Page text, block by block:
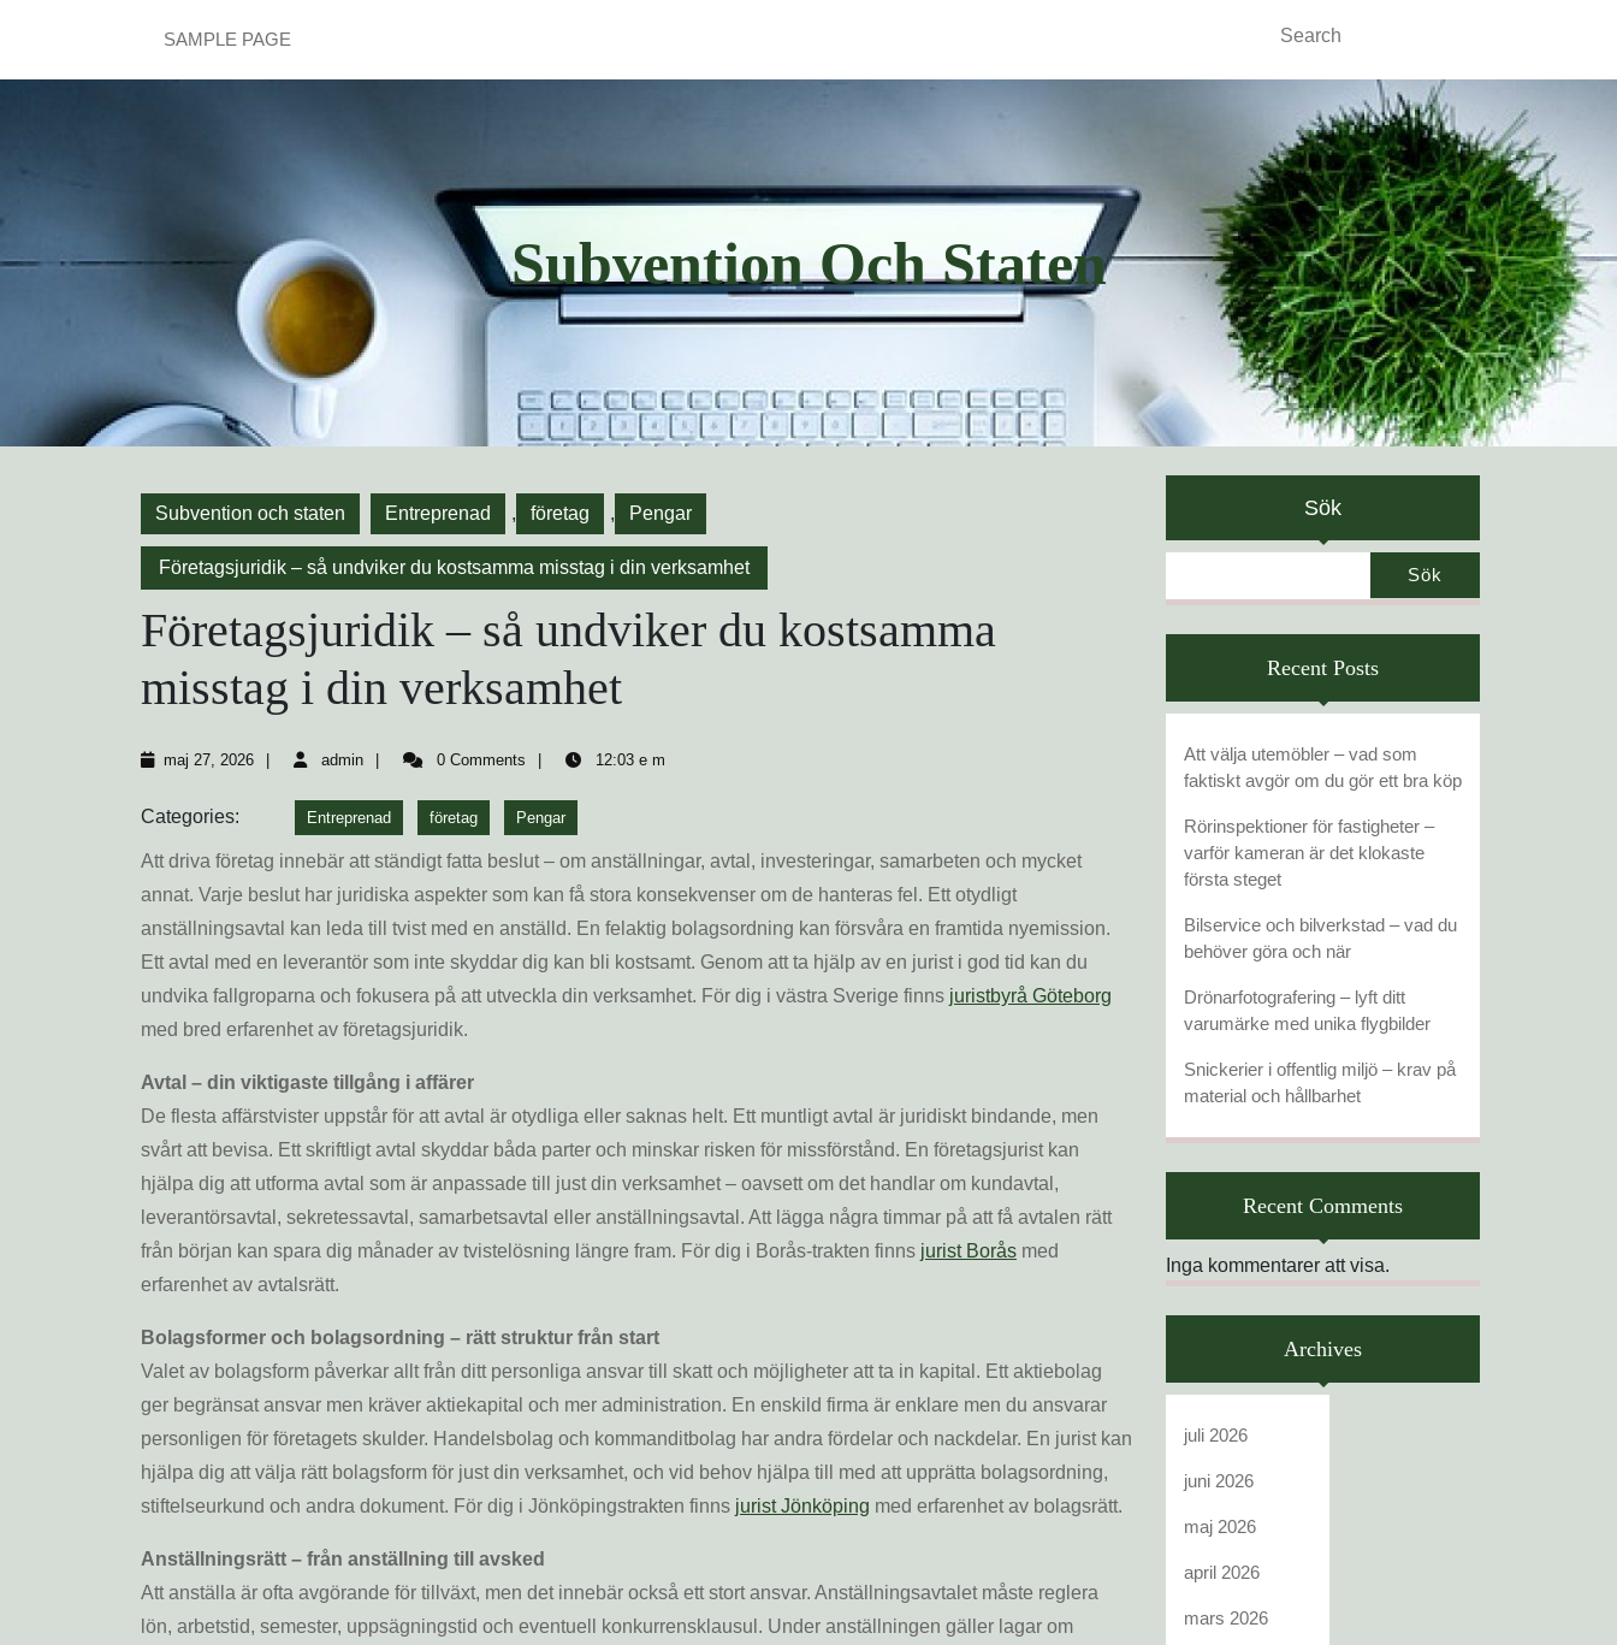
SAMPLE PAGE
Search
Subvention Och Staten
Subvention och staten Entreprenad , företag , Pengar
Företagsjuridik – så undviker du kostsamma misstag i din verksamhet
Företagsjuridik – så undviker du kostsamma
misstag i din verksamhet
maj 27, 2026
maj
2026
admin admin0 Comments 12:03 e m
Categories: Entreprenad företag Pengar
Att driva företag innebär att ständigt fatta beslut – om anställningar, avtal, investeringar, samarbeten och mycket
annat. Varje beslut har juridiska aspekter som kan få stora konsekvenser om de hanteras fel. Ett otydligt
anställningsavtal kan leda till tvist med en anställd. En felaktig bolagsordning kan försvåra en framtida nyemission.
Ett avtal med en leverantör som inte skyddar dig kan bli kostsamt. Genom att ta hjälp av en jurist i god tid kan du
undvika fallgroparna och fokusera på att utveckla din verksamhet. För dig i västra Sverige finns juristbyrå Göteborg
med bred erfarenhet av företagsjuridik.
Avtal – din viktigaste tillgång i affärer
De flesta affärstvister uppstår för att avtal är otydliga eller saknas helt. Ett muntligt avtal är juridiskt bindande, men
svårt att bevisa. Ett skriftligt avtal skyddar båda parter och minskar risken för missförstånd. En företagsjurist kan
hjälpa dig att utforma avtal som är anpassade till just din verksamhet – oavsett om det handlar om kundavtal,
leverantörsavtal, sekretessavtal, samarbetsavtal eller anställningsavtal. Att lägga några timmar på att få avtalen rätt
från början kan spara dig månader av tvistelösning längre fram. För dig i Borås-trakten finns jurist Borås med
erfarenhet av avtalsrätt.
Bolagsformer och bolagsordning – rätt struktur från start
Valet av bolagsform påverkar allt från ditt personliga ansvar till skatt och möjligheter att ta in kapital. Ett aktiebolag
ger begränsat ansvar men kräver aktiekapital och mer administration. En enskild firma är enklare men du ansvarar
personligen för företagets skulder. Handelsbolag och kommanditbolag har andra fördelar och nackdelar. En jurist kan
hjälpa dig att välja rätt bolagsform för just din verksamhet, och vid behov hjälpa till med att upprätta bolagsordning,
stiftelseurkund och andra dokument. För dig i Jönköpingstrakten finns jurist Jönköping med erfarenhet av bolagsrätt.
Anställningsrätt – från anställning till avsked
Att anställa är ofta avgörande för tillväxt, men det innebär också ett stort ansvar. Anställningsavtalet måste reglera
lön, arbetstid, semester, uppsägningstid och eventuell konkurrensklausul. Under anställningen gäller lagar om
Sök
Sök
Recent Posts
Att välja utemöbler – vad som
faktiskt avgör om du gör ett bra köp
Rörinspektioner för fastigheter –
varför kameran är det klokaste
första steget
Bilservice och bilverkstad – vad du
behöver göra och när
Drönarfotografering – lyft ditt
varumärke med unika flygbilder
Snickerier i offentlig miljö – krav på
material och hållbarhet
Recent Comments
Inga kommentarer att visa.
Archives
juli 2026
juni 2026
maj 2026
april 2026
mars 2026